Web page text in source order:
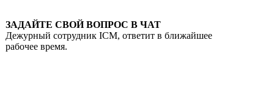
ЗАДАЙТЕ СВОЙ ВОПРОС В ЧАТ
Дежурный сотрудник ICM, ответит в ближайшее
рабочее время.